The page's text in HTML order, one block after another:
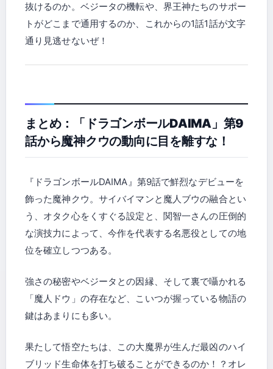
抜けるのか。ベジータの機転や、界王神たちのサポー
トがどこまで通用するのか、これからの1話1話が文字
通り見逃せないぜ！
まとめ：「ドラゴンボールDAIMA」第9
話から魔神クウの動向に目を離すな！
『ドラゴンボールDAIMA』第9話で鮮烈なデビューを
飾った魔神クウ。サイバイマンと魔人ブウの融合とい
う、オタク心をくすぐる設定と、関智一さんの圧倒的
な演技力によって、今作を代表する名悪役としての地
位を確立しつつある。
強さの秘密やベジータとの因縁、そして裏で囁かれる
「魔人ドウ」の存在など、こいつが握っている物語の
鍵はあまりにも多い。
果たして悟空たちは、この大魔界が生んだ最凶のハイ
ブリッド生命体を打ち破ることができるのか！？オレ